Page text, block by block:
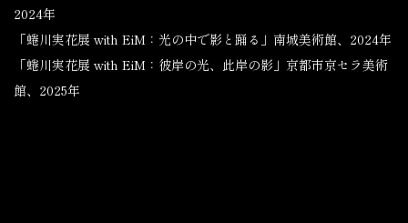
2024年
「蜷川実花展 with EiM：光の中で影と踊る」南城美術館、2024年
「蜷川実花展 with EiM：彼岸の光、此岸の影」京都市京セラ美術
館、2025年